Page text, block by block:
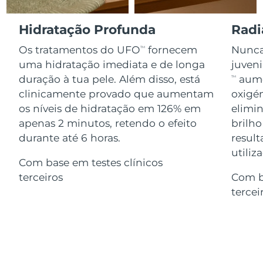
Hidratação Profunda
Os tratamentos do UFOTM
fornecem
uma hidratação imediata e de longa
duração à tua pele. Além disso, está
clinicamente provado que aumentam
os níveis de hidratação em 126% em
apenas 2 minutos, retendo o efeito
durante até 6 horas.
Com base em testes clínicos
terceiros
TM
brilho
Com
Advanced pore care essentials
Serum
issa™ Teeth Whitening Gel
18% PAP
Cosméticos Homens
Comprar todos
SOBRE
Israel Entrega prevista 12.08.2026
Itália Entrega prevista 08.08.2026
Japão Entrega prevista 11.08.2026
Jersey Entrega prevista 13.08.2026
Cazaquistão 10.08.2026
Kuwait Entrega prevista
08.08.2026